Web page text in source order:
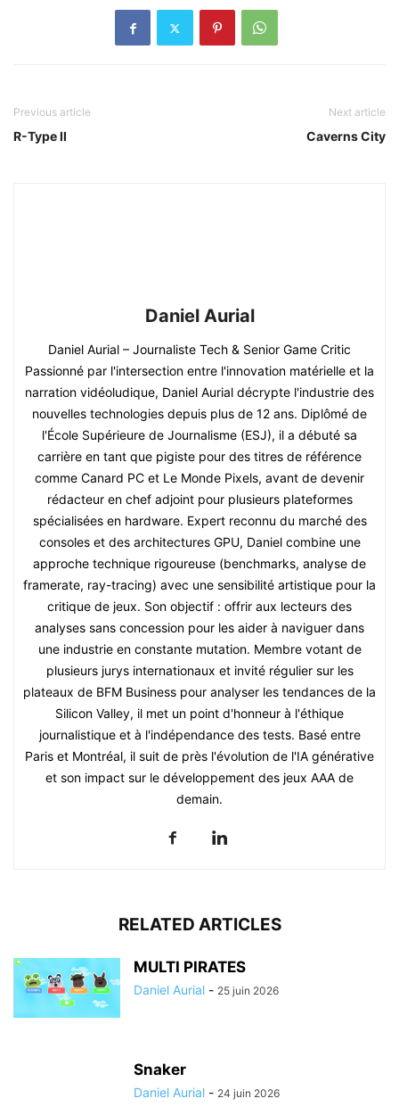
Previous article
R-Type II
Next article
Caverns City
Daniel Aurial
Daniel Aurial – Journaliste Tech & Senior Game Critic
Passionné par l'intersection entre l'innovation matérielle et la
narration vidéoludique, Daniel Aurial décrypte l'industrie des
nouvelles technologies depuis plus de 12 ans. Diplômé de
l'École Supérieure de Journalisme (ESJ), il a débuté sa
carrière en tant que pigiste pour des titres de référence
comme Canard PC et Le Monde Pixels, avant de devenir
rédacteur en chef adjoint pour plusieurs plateformes
spécialisées en hardware. Expert reconnu du marché des
consoles et des architectures GPU, Daniel combine une
approche technique rigoureuse (benchmarks, analyse de
framerate, ray-tracing) avec une sensibilité artistique pour la
critique de jeux. Son objectif : offrir aux lecteurs des
analyses sans concession pour les aider à naviguer dans
une industrie en constante mutation. Membre votant de
plusieurs jurys internationaux et invité régulier sur les
plateaux de BFM Business pour analyser les tendances de la
Silicon Valley, il met un point d'honneur à l'éthique
journalistique et à l'indépendance des tests. Basé entre
Paris et Montréal, il suit de près l'évolution de l'IA générative
et son impact sur le développement des jeux AAA de
demain.
RELATED ARTICLES
MULTI PIRATES
Daniel Aurial - 25 juin 2026
Snaker
Daniel Aurial - 24 juin 2026